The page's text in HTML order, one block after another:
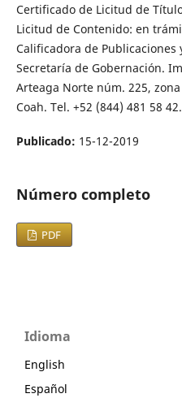
Certificado de Licitud de
Licitud de Contenido: en
Calificadora de Publicaciones
Secretaría de Gobernación.
Arteaga Norte núm. 225,
Coah. Tel. +52 (844) 481 58 42.
Publicado: 15-12-2019
Número completo
PDF
Idioma
English
Español